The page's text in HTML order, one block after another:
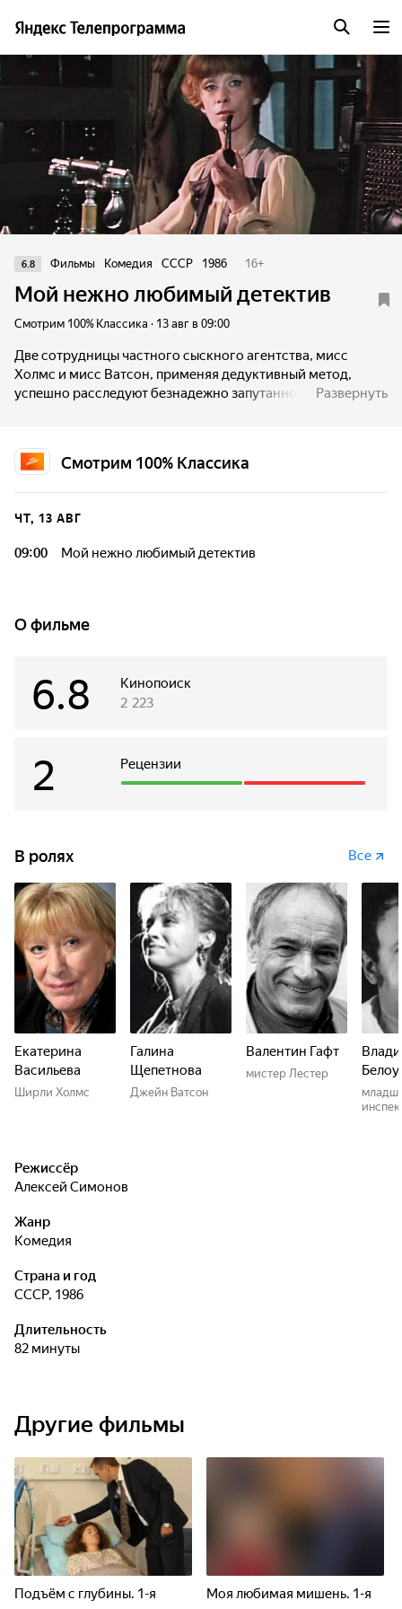
6.8 Фильмы Комедия СССР 1986 16+
Мой нежно любимый детектив
Смотрим 100% Классика · 13 авг в 09:00
Две сотрудницы частного сыскного агентства, мисс
Холмс и мисс Ватсон, применяя дедуктивный метод,
успешно расследуют безнадежно запутанное дело.Развернуть
Смотрим 100% Классика
ЧТ, 13 АВГ
09:00 Мой нежно любимый детектив
О фильме
Кинопоиск
6.8 2 223
Рецензии
2
В ролях Все
Екатерина
Васильева
Ширли Холмс
Галина
Щепетнова
Джейн Ватсон
Валентин Гафт
мистер Лестер
Режиссёр
Алексей Симонов
Жанр
комедия
Страна и год
СССР, 1986
Длительность
82 минуты
Другие фильмы
Подъём с глубины. 1-я
Моя любимая мишень. 1-я